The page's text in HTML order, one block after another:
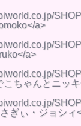
a>
a>
こちゃんとニッ
ぎぃ・ジョシ